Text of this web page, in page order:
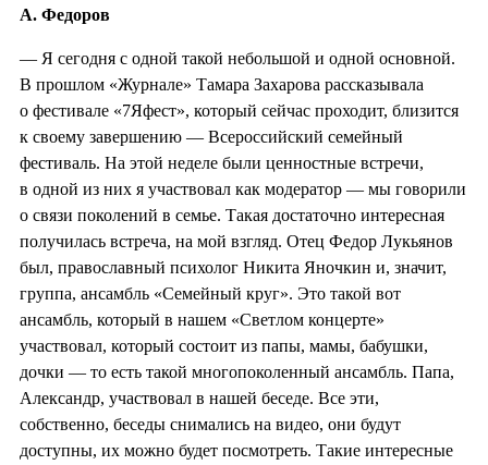
А. Федоров
— Я сегодня с одной такой небольшой и одной основной.
В прошлом «Журнале» Тамара Захарова рассказывала
о фестивале «7Яфест», который сейчас проходит, близится
к своему завершению — Всероссийский семейный
фестиваль. На этой неделе были ценностные встречи,
в одной из них я участвовал как модератор — мы говорили
о связи поколений в семье. Такая достаточно интересная
получилась встреча, на мой взгляд. Отец Федор Лукьянов
был, православный психолог Никита Яночкин и, значит,
группа, ансамбль «Семейный круг». Это такой вот
ансамбль, который в нашем «Светлом концерте»
участвовал, который состоит из папы, мамы, бабушки,
дочки — то есть такой многопоколенный ансамбль. Папа,
Александр, участвовал в нашей беседе. Все эти,
собственно, беседы снимались на видео, они будут
доступны, их можно будет посмотреть. Такие интересные